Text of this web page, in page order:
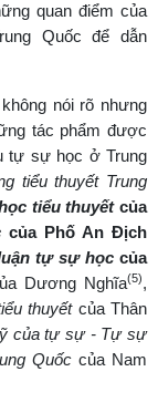
quan điểm của
Quốc để dẫn
nói rõ nhưng
tác phẩm được
tự sự học ở Trung
tiểu thuyết Trung
tiểu thuyếtcủa
của Phố An Địch
tự sự họccủa
Dương Nghĩa(5),
thuyết của Thân
của tự sự - Tự sự
Quốc của Nam